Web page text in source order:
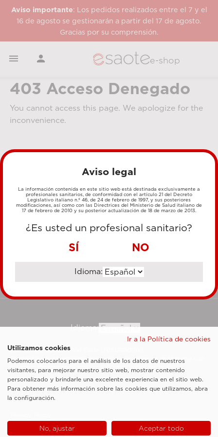
Aviso importante: Los pedidos realizados entre el 7 y el
16 de agosto se gestionarán a partir del 17 de agosto.
Gracias por su comprensión.
  e-shop
403 Acceso Denegado
You cannot access this page. We apologize for the
inconvenience.
MÉTODOS DE PAGO
TRANSFERENCIA BANCARIA
Idioma:
Esaote SpA ©2026 - Vat Code IT05131180969
Sociedad sujeta a la actividad de dirección y coordinación de Shanghai Luzi
Enterprise Management Consultancy Center (Limited Partnership)
Notas legales
Cookie Policy
Aviso legal
La información contenida en este sitio web está destinada exclusivamente a
profesionales sanitarios, de conformidad con el artículo 21 del Decreto
Legislativo italiano n.º 46, de 24 de febrero de 1997, y sus posteriores
modificaciones, así como con las Directrices del Ministerio de Salud italiano de
17 de febrero de 2010 y su posterior actualización de 18 de marzo de 2013.
¿Es usted un profesional sanitario?
SÍ NO
Idioma:
Ir a la Política de cookies
Utilizamos cookies
Podemos colocarlos para el análisis de los datos de nuestros
visitantes, para mejorar nuestro sitio web, mostrar contenido
personalizado y brindarle una excelente experiencia en el sitio web.
Para obtener más información sobre las cookies que utilizamos, abra
la configuración.
No, ajustar Aceptar todo